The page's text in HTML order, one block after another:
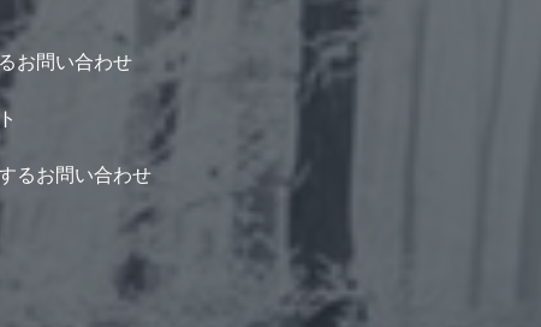
お問い合わせ
るお問い合わせ